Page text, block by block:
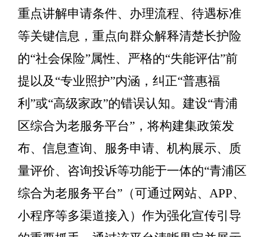
重点讲解申请条件、办理流程、待遇标准
等关键信息 ，重点向群众解释清楚长护险
的“社会保险”属性、严格的“失能评估”前
提以及 “专业照护”内涵，纠正“普惠福
利”或“高级家政”的错误认知。建设“青浦
区综合为老服务平台”，将构建集政策发
布、信息查询、服务申请、机构展示、质
量评价、咨询投诉等功能于一体的“青浦区
综合为老服务平台” （可通过网站、APP、
小程序等多渠道接入）作为强化宣传引导